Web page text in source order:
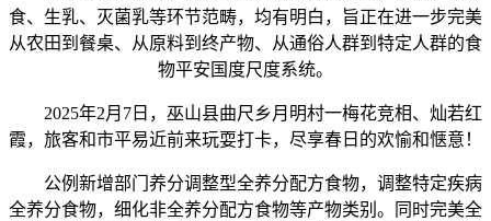
食、生乳、灭菌乳等环节范畴，均有明白，旨正在进一步完美
从农田到餐桌、从原料到终产物、从通俗人群到特定人群的食
物平安国度尺度系统。
2025年2月7日，巫山县曲尺乡月明村一梅花竞相、灿若红
霞，旅客和市平易近前来玩耍打卡，尽享春日的欢愉和惬意！
公例新增部门养分调整型全养分配方食物，调整特定疾病
全养分食物，细化非全养分配方食物等产物类别。同时完美全